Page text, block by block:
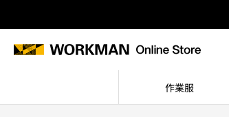
作業服